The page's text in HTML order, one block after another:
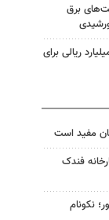
برق
از ۳۰ هزار میلیارد ریالی برای
مفید است
فندک
نکونام